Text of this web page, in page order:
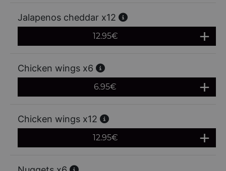
Jalapenos cheddar x12
12.95€
Chicken wings x6
6.95€
Chicken wings x12
12.95€